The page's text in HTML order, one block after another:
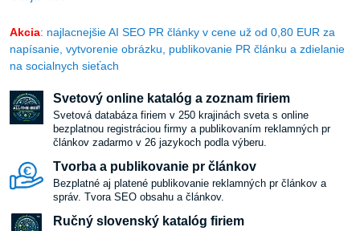
Akcia: najlacnejšie AI SEO PR články v cene už od 0,80 EUR za
napísanie, vytvorenie obrázku, publikovanie PR článku a zdielanie
na socialnych sieťach
Svetový online katalóg a zoznam firiem
Svetová databáza firiem v 250 krajinách sveta s online
bezplatnou registráciou firmy a publikovaním reklamných pr
článkov zadarmo v 26 jazykoch podla výberu.
Tvorba a publikovanie pr článkov
Bezplatné aj platené publikovanie reklamných pr článkov a
správ. Tvora SEO obsahu a článkov.
Ručný slovenský katalóg firiem